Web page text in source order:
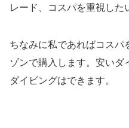
レード、コスパを重視した
ちなみに私であればコスパ
ゾンで購入します。安いダ
ダイビングはできます。